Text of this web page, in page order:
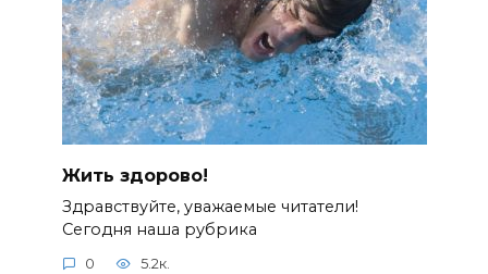
Жить здорово!
Здравствуйте, уважаемые читатели!
Сегодня наша рубрика
0 5.2к.